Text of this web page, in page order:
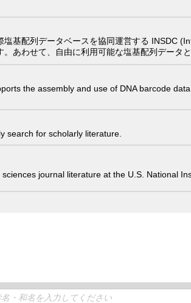
基配列データベースを協同運営する INSDC
あわせて、自由に利用可能な塩基配列データ
the assembly and use of DNA barcode
search for scholarly literature.
journal literature at the U.S. National